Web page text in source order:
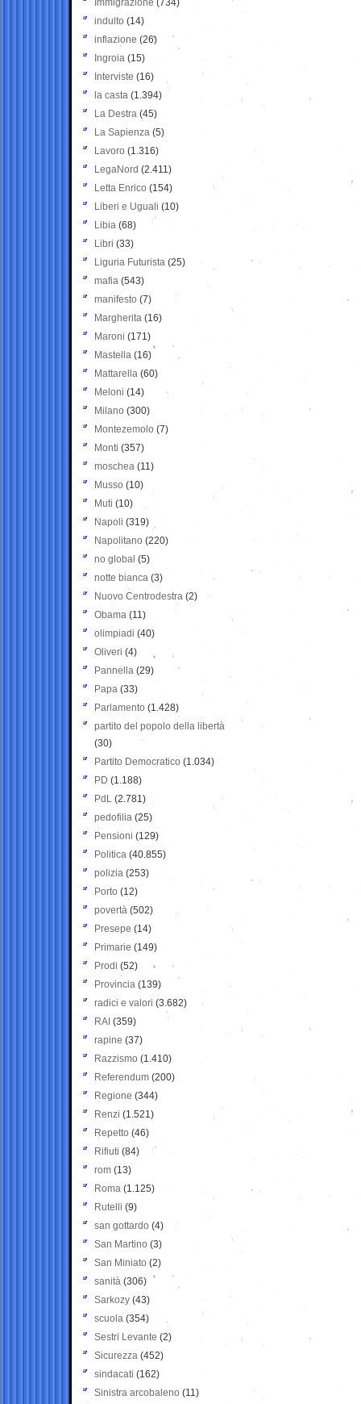
Immigrazione (734)
indulto (14)
inflazione (26)
Ingroia (15)
Interviste (16)
la casta (1.394)
La Destra (45)
La Sapienza (5)
Lavoro (1.316)
LegaNord (2.411)
Letta Enrico (154)
Liberi e Uguali (10)
Libia (68)
Libri (33)
Liguria Futurista (25)
mafia (543)
manifesto (7)
Margherita (16)
Maroni (171)
Mastella (16)
Mattarella (60)
Meloni (14)
Milano (300)
Montezemolo (7)
Monti (357)
moschea (11)
Musso (10)
Muti (10)
Napoli (319)
Napolitano (220)
no global (5)
notte bianca (3)
Nuovo Centrodestra (2)
Obama (11)
olimpiadi (40)
Oliveri (4)
Pannella (29)
Papa (33)
Parlamento (1.428)
partito del popolo della libertà
(30)
Partito Democratico (1.034)
PD (1.188)
PdL (2.781)
pedofilia (25)
Pensioni (129)
Politica (40.855)
polizia (253)
Porto (12)
povertà (502)
Presepe (14)
Primarie (149)
Prodi (52)
Provincia (139)
radici e valori (3.682)
RAI (359)
rapine (37)
Razzismo (1.410)
Referendum (200)
Regione (344)
Renzi (1.521)
Repetto (46)
Rifiuti (84)
rom (13)
Roma (1.125)
Rutelli (9)
san gottardo (4)
San Martino (3)
San Miniato (2)
sanità (306)
Sarkozy (43)
scuola (354)
Sestri Levante (2)
Sicurezza (452)
sindacati (162)
Sinistra arcobaleno (11)